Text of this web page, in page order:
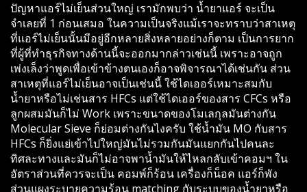
ปัญหาแอร์ไม่เย็นส่วนใหญ่ เรามักพบว่า น้ำยาแอร์ จะเป็น
จำเลยที่ 1 ก่อนเสมอ ในความเป็นจริงแม้เราจะทราบว่าสาเหตุ
ที่แอร์ไม่เย็นนั้นมีอยู่อีกหลายสิ่งหลายอย่างก็ตาม เป็นการยาก
ที่ผู้ที่ทำธุรกิจทางด้านนี้จะออกมากล่าวเช่นนี้ เพราะอาจถูก
เพ่งเล็งว่าพูดเพื่อเข้าข้างตนเองก็อาจพิจารณาได้เช่นกัน ส่วน
สาเหตุที่แอร์ไม่เย็นอาจเป็นเช่นนี้ ใช้ไดเออร์เหมาะสมกับ
น้ำยาหรือไม่เช่นสาร HFCs แต่ใช้ไดเออร์ของสาร CFCs หรือ
ลูกผสมมันก็ไม่ Work เพราะขนาดของโมเลกุลมันต่างกัน
Molecular Sieve ก็ย่อมต่างกันไงครับ ใช้น้ำมัน MO กับสาร
HFCs ก็ยิ่งแย่เข้าไปใหญ่มันไม่รวมกันมันแยกกันไปคนละ
ทิศละทางและมันก็ไม่อาจพาน้ำมันให้ไหลกลับเข้าคอมฯ ใน
อัตราส่วนที่ควรจะเป็น คอมพ์ก็ร้อน เครื่องก็น็อค แอร์ก็พัง
ส่วนแผงระบายความร้อน matching กับระบบของน้ำยาหรือ